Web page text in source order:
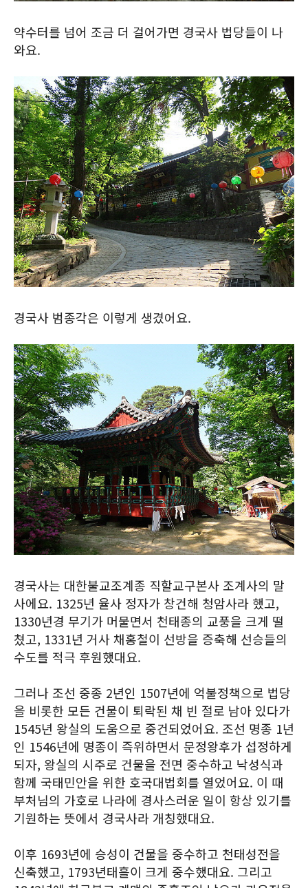
약수터를 넘어 조금 더 걸어가면 경국사 법당들이 나
와요.
경국사 범종각은 이렇게 생겼어요.
경국사는 대한불교조계종 직할교구본사 조계사의 말
사에요. 1325년 율사 정자가 창건해 청암사라 했고,
1330년경 무기가 머물면서 천태종의 교풍을 크게 떨
쳤고, 1331년 거사 채홍철이 선방을 증축해 선승들의
수도를 적극 후원했대요.
그러나 조선 중종 2년인 1507년에 억불정책으로 법당
을 비롯한 모든 건물이 퇴락된 채 빈 절로 남아 있다가
1545년 왕실의 도움으로 중건되었어요. 조선 명종 1년
인 1546년에 명종이 즉위하면서 문정왕후가 섭정하게
되자, 왕실의 시주로 건물을 전면 중수하고 낙성식과
함께 국태민안을 위한 호국대법회를 열었어요. 이 때
부처님의 가호로 나라에 경사스러운 일이 항상 있기를
기원하는 뜻에서 경국사라 개칭했대요.
이후 1693년에 승성이 건물을 중수하고 천태성전을
신축했고, 1793년태흘이 크게 중수했대요. 그리고